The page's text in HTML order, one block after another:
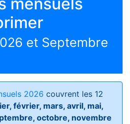
et Septembre
2026 couvrent les 12
février, mars, avril, mai,
octobre, novembre